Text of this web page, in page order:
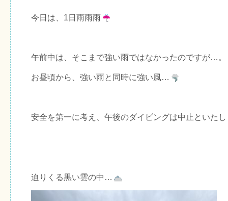
今日は、1日雨雨雨
午前中は、そこまで強い雨ではなかったのですが…。
お昼頃から、強い雨と同時に強い風…
安全を第一に考え、午後のダイビングは中止といた
迫りくる黒い雲の中…